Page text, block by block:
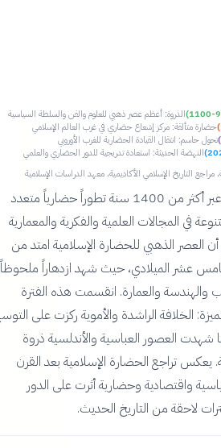
الذروة: أعظم عصر ذهبي للعلوم والفن والسلطة السياسية
متألقة: مركز إشعاع حضاري في غرب العالم الإسلامي
انتقال القيادة الحضارية للغرب الأوروبي
الحديثة: استعادة تدريجية للدور الحضاري والعلمي
التاريخ الإسلامي الأكاديمية، معهد الدراسات الإسلامية
تشهد الحضارة الإسلامية عبر أكثر من 1400 سنة تطوراً حضارياً متعدد
المجالات العلمية والفكرية والمعمارية
الذهبي للحضارة الإسلامية امتد من
عشر الميلادي، حيث شهد ازدهاراً ملحوظاً
والعمارة. انقسمت هذه الفترة
الراشدة والأموية ركزت على التوسع
العصور العباسية والأندلسية ذروة
تراجع الحضارة الإسلامية بعد القرن
وحضارية أثرت على الدور
من التاريخ الحديث.